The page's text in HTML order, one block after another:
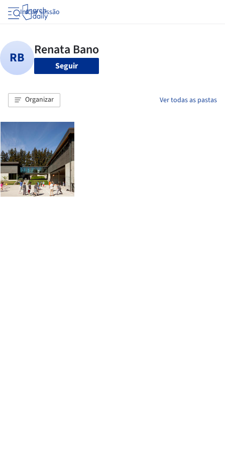
Iniciar sessão
Seguir
Organizar Ver todas as pastas